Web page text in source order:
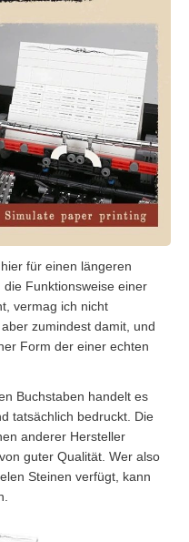
für einen längeren
Funktionsweise einer
vermag ich nicht
zumindest damit, und
Form der einer echten
Buchstaben handelt es
tatsächlich bedruckt. Die
anderer Hersteller
guter Qualität. Wer also
Steinen verfügt, kann